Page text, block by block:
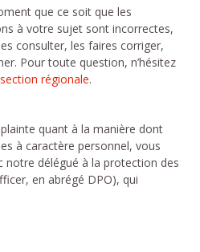
que ce soit que les
à votre sujet sont incorrectes,
consulter, les faires corriger,
Pour toute question, n’hésitez
régionale.
quant à la manière dont
à caractère personnel, vous
notre délégué à la protection des
en abrégé DPO), qui